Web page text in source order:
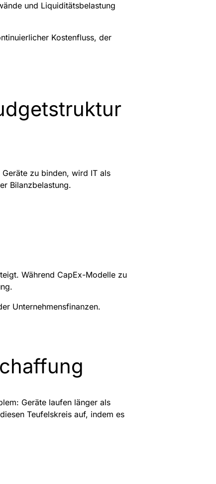
und Liquiditätsbelastung
Kostenfluss, der
zu binden, wird IT als
Bilanzbelastung.
Während CapEx-Modelle zu
Unternehmensfinanzen.
Geräte laufen länger als
Teufelskreis auf, indem es